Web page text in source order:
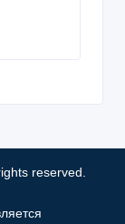
reserved.